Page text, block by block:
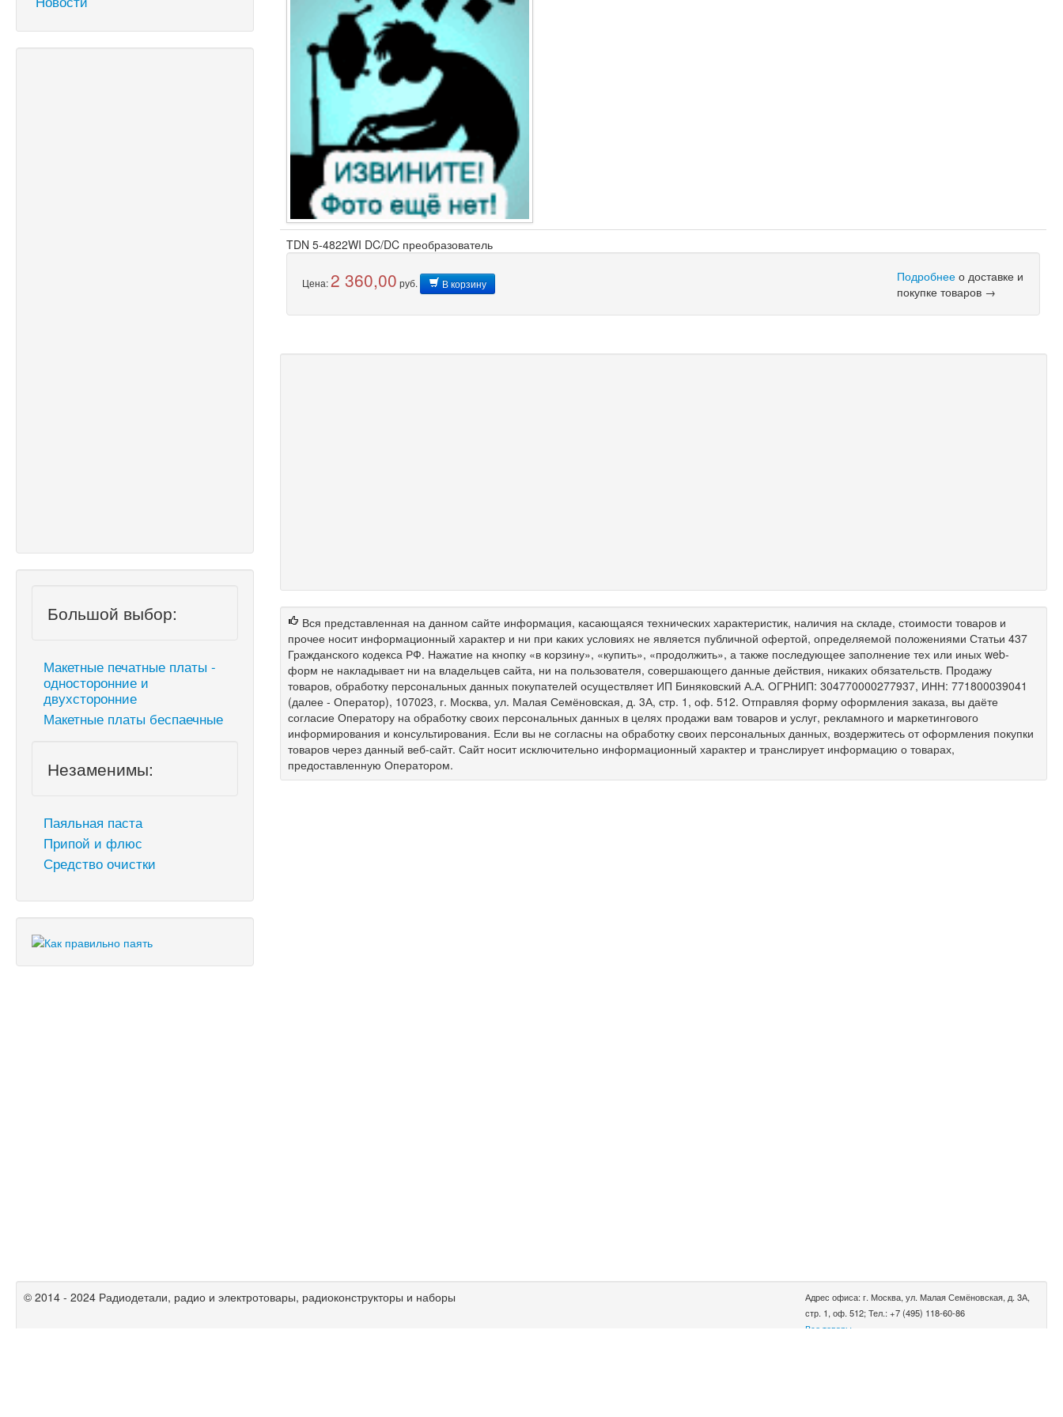
Большой выбор:
Макетные печатные платы -
односторонние и
двухсторонние
Макетные платы беспаечные
Незаменимы:
Паяльная паста
Припой и флюс
Средство очистки
TDN 5-4822WI DC/DC преобразователь
Цена:2 360,00 руб. В корзину Подробнее о доставке и
покупке товаров →
Вся представленная на данном сайте информация, касающаяся технических характеристик, наличия на складе, стоимости товаров и
прочее носит информационный характер и ни при каких условиях не является публичной офертой, определяемой положениями Статьи 437
Гражданского кодекса РФ. Нажатие на кнопку «в корзину», «купить», «продолжить», а также последующее заполнение тех или иных web-
форм не накладывает ни на владельцев сайта, ни на пользователя, совершающего данные действия, никаких обязательств. Продажу
товаров, обработку персональных данных покупателей осуществляет ИП Биняковский А.А. ОГРНИП: 304770000277937, ИНН: 771800039041
(далее - Оператор), 107023, г. Москва, ул. Малая Семёновская, д. 3А, стр. 1, оф. 512. Отправляя форму оформления заказа, вы даёте
согласие Оператору на обработку своих персональных данных в целях продажи вам товаров и услуг, рекламного и маркетингового
информирования и консультирования. Если вы не согласны на обработку своих персональных данных, воздержитесь от оформления покупки
товаров через данный веб-сайт. Сайт носит исключительно информационный характер и транслирует информацию о товарах,
предоставленную Оператором.
© 2014 - 2024 Радиодетали, радио и электротовары, радиоконструкторы и наборы
Адрес офиса: г. Москва, ул. Малая Семёновская, д. 3А,
стр. 1, оф. 512; Тел.: +7 (495) 118-60-86
Все товары